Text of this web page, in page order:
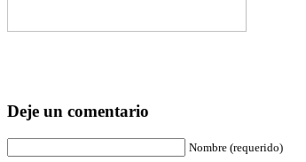
Deje un comentario
Nombre (requerido)